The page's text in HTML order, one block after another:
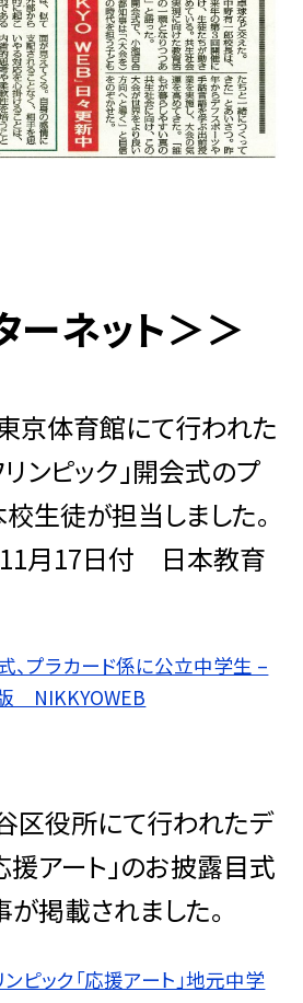
ーネット＞＞
東京体育館にて行われた
ンピック」開会式のプ
生徒が担当しました。
11月17日付 日本教育
、プラカード係に公立中学生 –
NIKKYOWEB
谷区役所にて行われたデ
援アート」のお披露目式
が掲載されました。
ピック「応援アート」地元中学